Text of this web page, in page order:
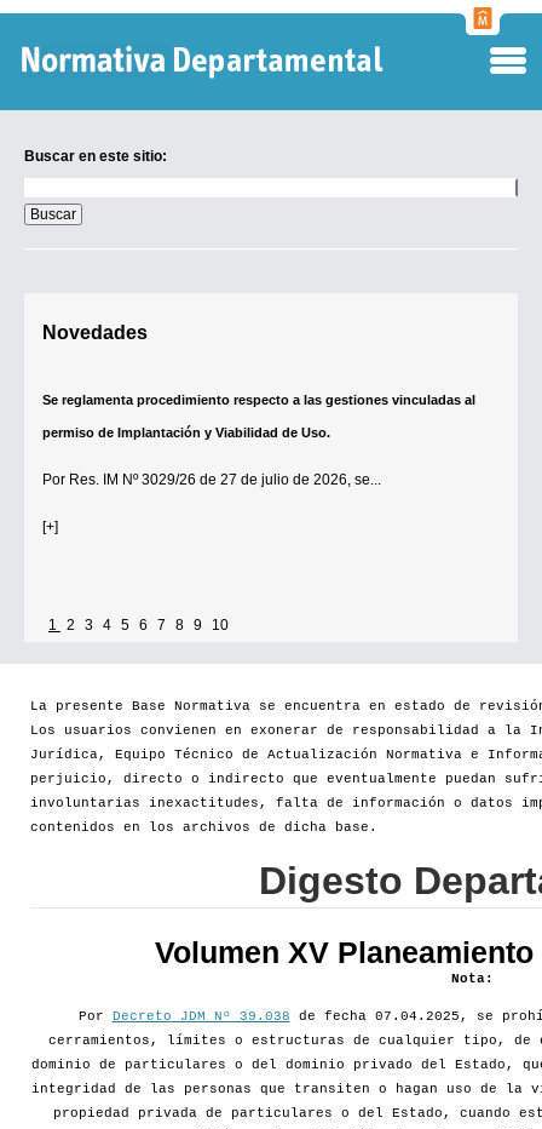
Buscar en este sitio:
en
este
sitio:
Novedades
Se reglamenta procedimiento respecto a las gestiones vinculadas al
permiso de Implantación y Viabilidad de Uso.
Por Res. IM Nº 3029/26 de 27 de julio de 2026, se...
[+]
1 2 3 4 5 6 7 8 9 10
La presente Base Normativa se encuentra en estado de
Los usuarios convienen en exonerar de responsabilidad a la
Jurídica, Equipo Técnico de Actualización Normativa e
perjuicio, directo o indirecto que eventualmente puedan
involuntarias inexactitudes, falta de información o datos
contenidos en los archivos de dicha base.
Digesto
Volumen XV
Nota:
Por Decreto JDM Nº 39.038 de fecha 07.04.2025, se
cerramientos, límites o estructuras de cualquier tipo, de
dominio de particulares o del dominio privado del Estado,
integridad de las personas que transiten o hagan uso de la
propiedad privada de particulares o del Estado, cuando